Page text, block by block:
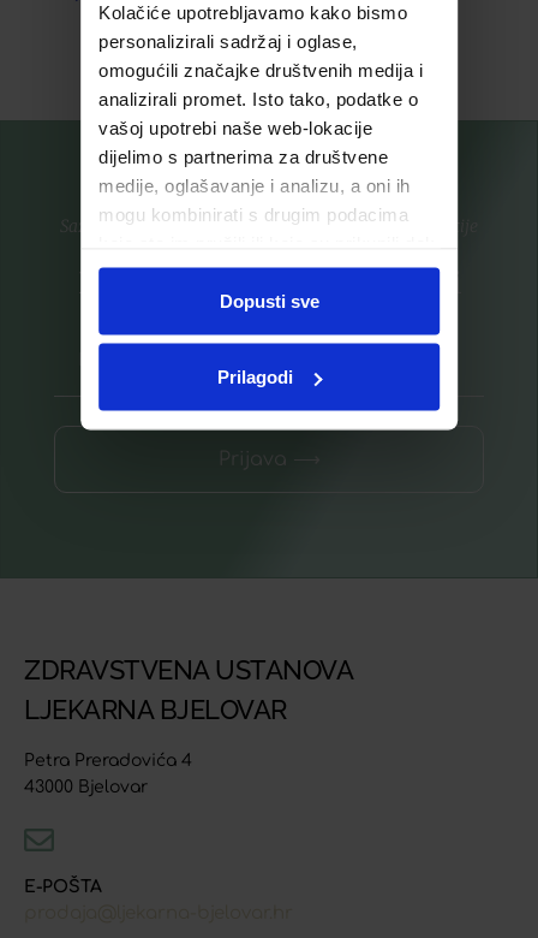
Kolačiće upotrebljavamo kako bismo
personalizirali sadržaj i oglase,
omogućili značajke društvenih medija i
analizirali promet. Isto tako, podatke o
vašoj upotrebi naše web-lokacije
dijelimo s partnerima za društvene
medije, oglašavanje i analizu, a oni ih
mogu kombinirati s drugim podacima
ste upotrebljavali njihove usluge.
Dopusti sve
Prilagodi
Pročitaj više Pročitaj više
Saznajte prvi za nove proizvode i ekskluzivne promocije
Prijavite se na listu za novosti
Prijava ⟶
ZDRAVSTVENA USTANOVA
LJEKARNA BJELOVAR
Petra Preradovića 4
43000 Bjelovar
E-POŠTA